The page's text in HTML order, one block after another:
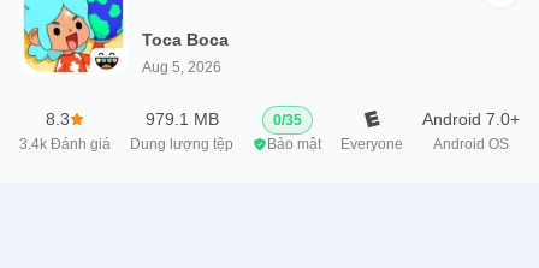
Toca Boca
Aug 5, 2026
8.3
3.4k Đánh giá
979.1 MB
Dung lượng tệp
0/35
Bảo mật
Everyone
Android 7.0+
Android OS